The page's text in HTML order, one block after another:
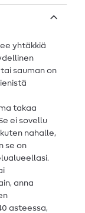
yhtäkkiä
sauman on
takaa
ei sovellu
nahalle,
se on
anna
asteessa,